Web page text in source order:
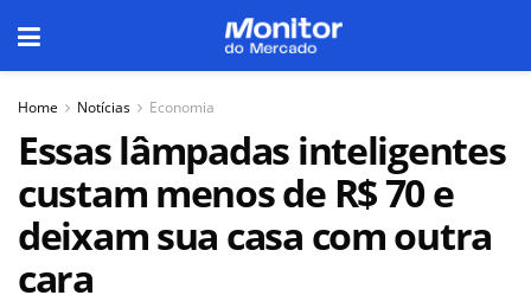
Home Notícias Economia
Essas lâmpadas inteligentes
custam menos de R$ 70 e
deixam sua casa com outra
cara